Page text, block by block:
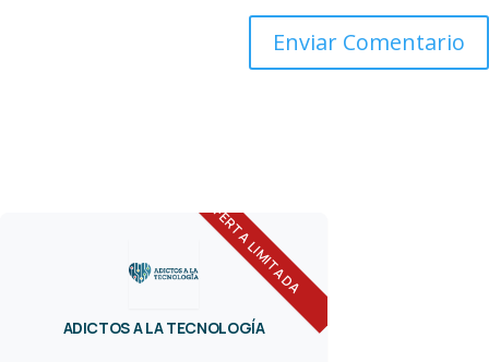
OFERTA LIMITADA
ADICTOS A LA TECNOLOGÍA